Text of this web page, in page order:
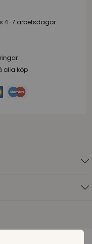
4-7 arbetsdagar
alla köp